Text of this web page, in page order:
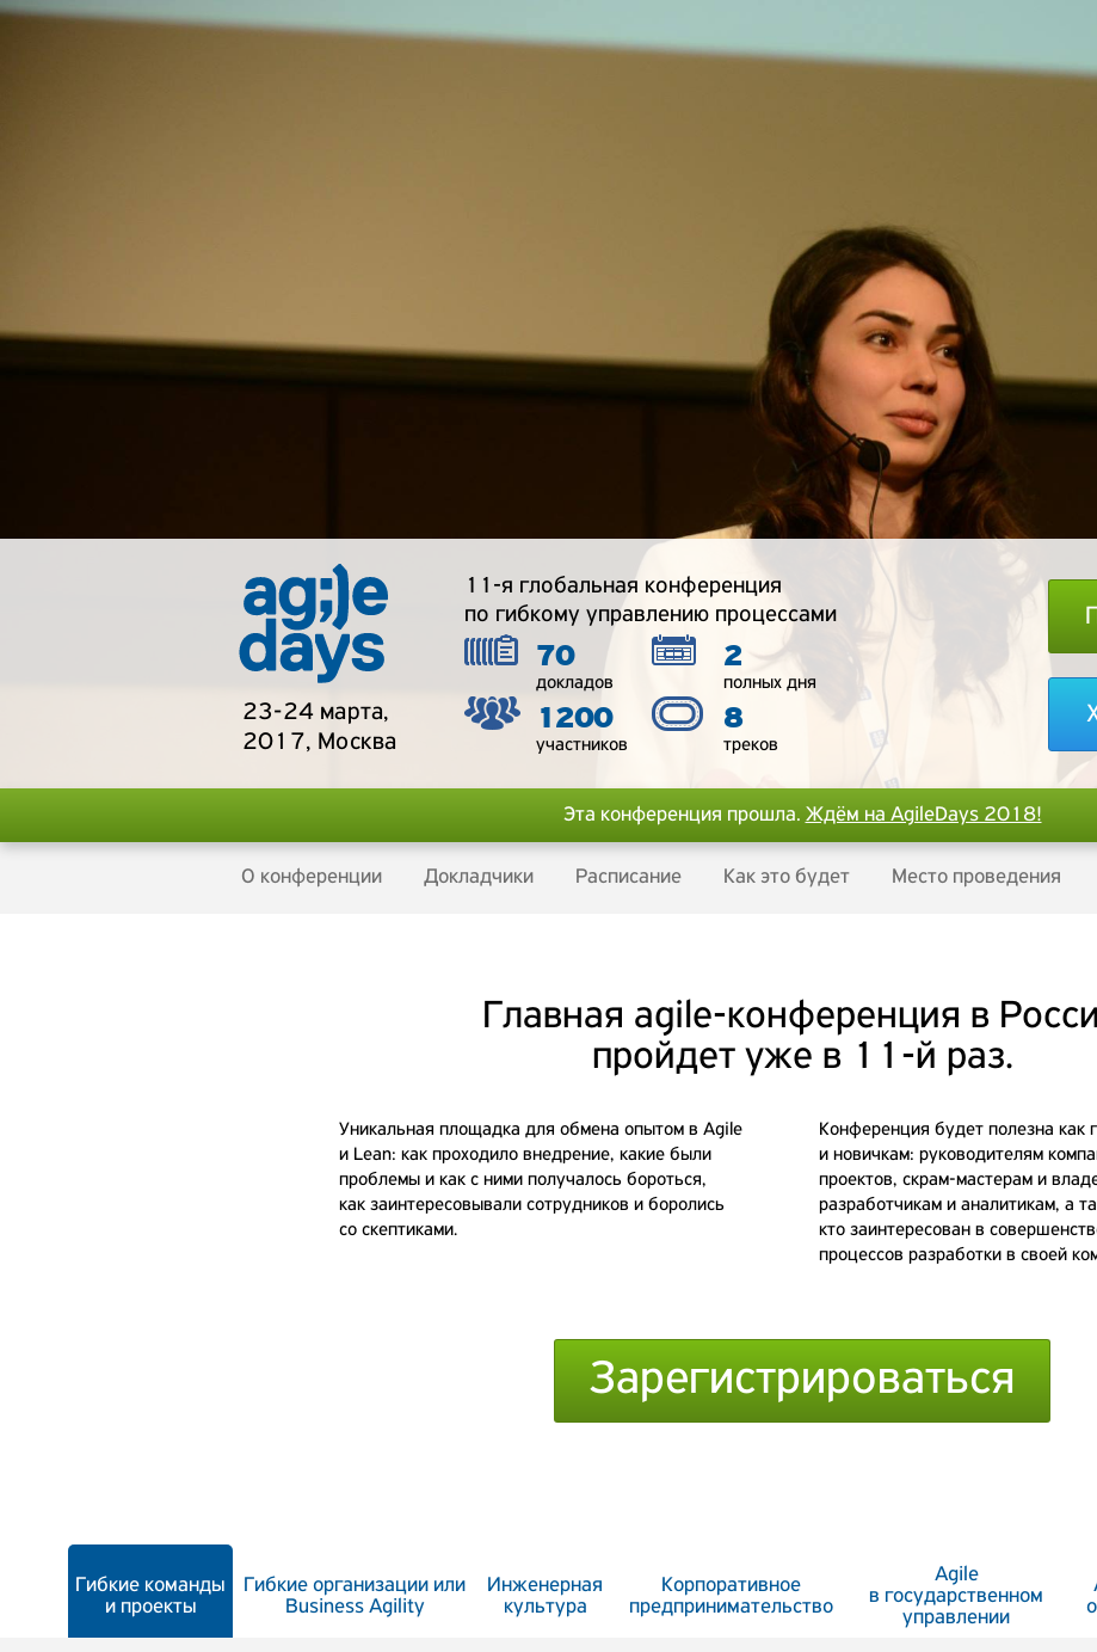
23-24 марта,
2017, Москва
11-я глобальная конференция
по гибкому управлению процессами
70
докладов
2
полных дня
1200
участников
8
треков
Эта конференция прошла. Ждём на AgileDays 2018!
О конференции Докладчики Расписание Как это будет Место проведения
Главная agile-конференция в
пройдет уже в 11-й раз.
Уникальная площадка для обмена опытом в Agile
и Lean: как проходило внедрение, какие были
проблемы и как с ними получалось бороться,
как заинтересовывали сотрудников и боролись
со скептиками.
Конференция будет полезна как
и новичкам: руководителям
проектов, скрам-мастерам и
разработчикам и аналитикам, а
кто заинтересован в
процессов разработки в своей
Зарегистрироваться
Гибкие команды
и проекты
Гибкие организации или
Business Agility
Инженерная
культура
Корпоративное
предпринимательство
Agile
в государственном
управлении